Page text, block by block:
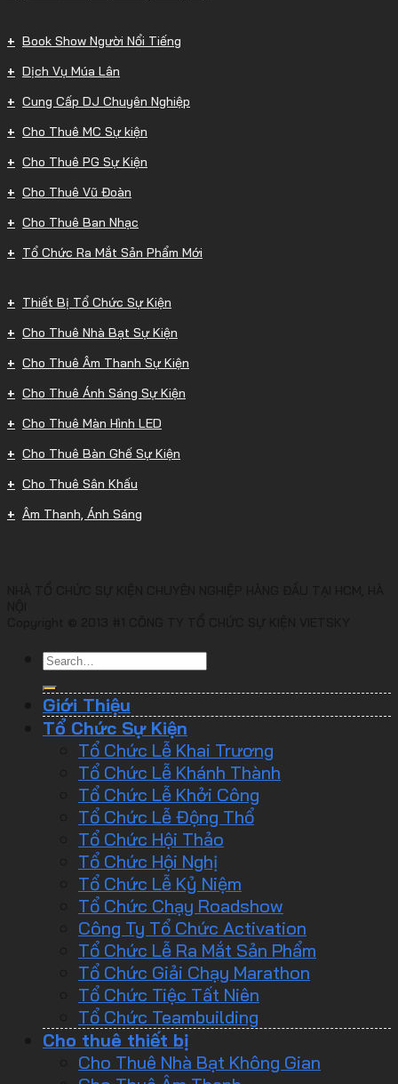
Book Show Người Nổi Tiếng
Dịch Vụ Múa Lân
Cung Cấp DJ Chuyên Nghiệp
Cho Thuê MC Sự kiện
Cho Thuê PG Sự Kiện
Cho Thuê Vũ Đoàn
Cho Thuê Ban Nhạc
Tổ Chức Ra Mắt Sản Phẩm Mới
Thiết Bị Tổ Chức Sự Kiện
Cho Thuê Nhà Bạt Sự Kiện
Cho Thuê Âm Thanh Sự Kiện
Cho Thuê Ánh Sáng Sự Kiện
Cho Thuê Màn Hình LED
Cho Thuê Bàn Ghế Sự Kiện
Cho Thuê Sân Khấu
Âm Thanh, Ánh Sáng
Giới Thiệu
Tổ Chức Sự Kiện
Tổ Chức Lễ Khai Trương
Tổ Chức Lễ Khánh Thành
Tổ Chức Lễ Khởi Công
Tổ Chức Lễ Động Thổ
Tổ Chức Hội Thảo
Tổ Chức Hội Nghị
Tổ Chức Lễ Kỷ Niệm
Tổ Chức Chạy Roadshow
Công Ty Tổ Chức Activation
Tổ Chức Lễ Ra Mắt Sản Phẩm
Tổ Chức Giải Chạy Marathon
Tổ Chức Tiệc Tất Niên
Tổ Chức Teambuilding
Cho thuê thiết bị
Cho Thuê Nhà Bạt Không Gian